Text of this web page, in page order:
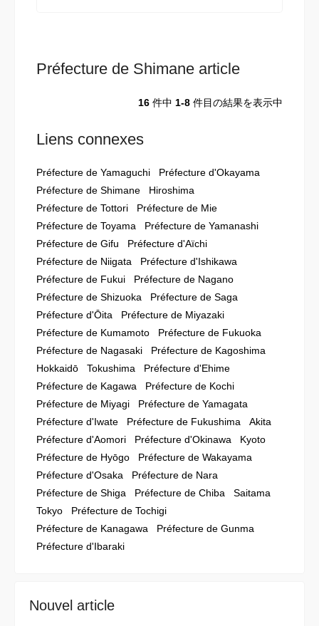
Préfecture de Shimane article
16 件中 1-8 件目の結果を表示中
Liens connexes
Préfecture de Yamaguchi
Préfecture d'Okayama
Préfecture de Shimane
Hiroshima
Préfecture de Tottori
Préfecture de Mie
Préfecture de Toyama
Préfecture de Yamanashi
Préfecture de Gifu
Préfecture d'Aïchi
Préfecture de Niigata
Préfecture d'Ishikawa
Préfecture de Fukui
Préfecture de Nagano
Préfecture de Shizuoka
Préfecture de Saga
Préfecture d'Ōita
Préfecture de Miyazaki
Préfecture de Kumamoto
Préfecture de Fukuoka
Préfecture de Nagasaki
Préfecture de Kagoshima
Hokkaidō
Tokushima
Préfecture d'Ehime
Préfecture de Kagawa
Préfecture de Kochi
Préfecture de Miyagi
Préfecture de Yamagata
Préfecture d'Iwate
Préfecture de Fukushima
Akita
Préfecture d'Aomori
Préfecture d'Okinawa
Kyoto
Préfecture de Hyōgo
Préfecture de Wakayama
Préfecture d'Osaka
Préfecture de Nara
Préfecture de Shiga
Préfecture de Chiba
Saitama
Tokyo
Préfecture de Tochigi
Préfecture de Kanagawa
Préfecture de Gunma
Préfecture d'Ibaraki
Nouvel article